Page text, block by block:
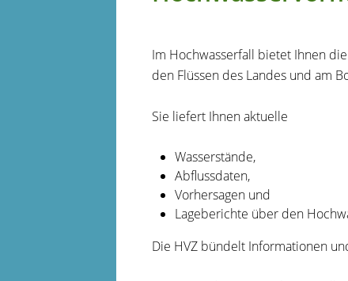
Im Hochwasserfall bietet Ihnen die
den Flüssen des Landes und am
Sie liefert Ihnen aktuelle
Wasserstände,
Abflussdaten,
Vorhersagen und
Lageberichte über den
Die HVZ bündelt Informationen